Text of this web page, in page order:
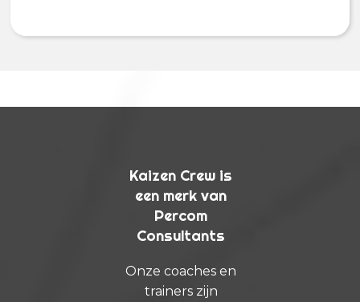
Kaizen Crew is
een merk van
Percom
Consultants
Onze coaches en
trainers zijn